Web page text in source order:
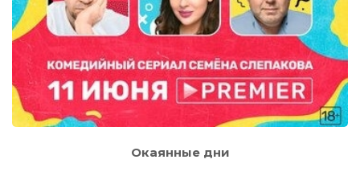
Окаянные дни